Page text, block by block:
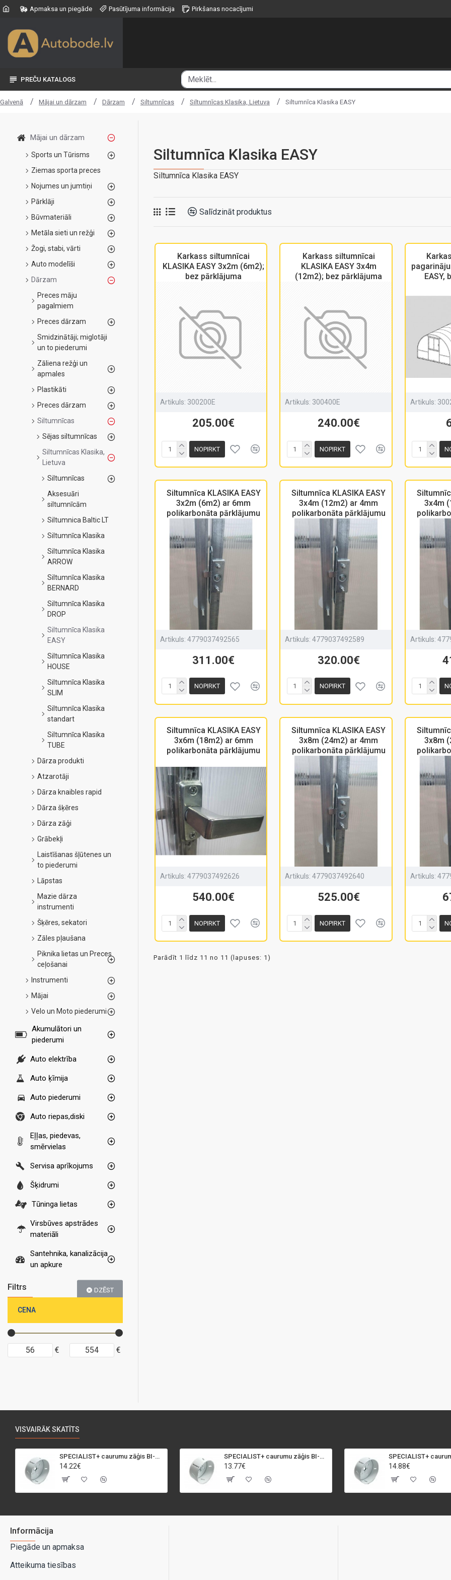
Apmaksa un piegāde Pasūtījuma informācija Pirkšanas nocacījumi
PREČU KATALOGS
Galvenā Mājai un dārzam Dārzam Siltumnīcas Siltumnīcas Klasika, Lietuva Siltumnīca Klasika EASY
Mājai un dārzam
Sports un Tūrisms
Ziemas sporta preces
Nojumes un jumtiņi
Pārklāji
Būvmateriāli
Metāla sieti un režģi
Žogi, stabi, vārti
Auto modelīši
Dārzam
Preces māju
pagalmiem
Preces dārzam
Smidzinātāji; miglotāji
un to piederumi
Zāliena režģi un
apmales
Plastikāti
Preces dārzam
Siltumnīcas
Sējas siltumnīcas
Siltumnīcas Klasika,
Lietuva
Siltumnīcas
Aksesuāri
siltumnīcām
Siltumnica Baltic LT
Siltumnīca Klasika
Siltumnīca Klasika
ARROW
Siltumnīca Klasika
BERNARD
Siltumnīca Klasika
DROP
Siltumnīca Klasika
EASY
Siltumnīca Klasika
HOUSE
Siltumnīca Klasika
SLIM
Siltumnīca Klasika
standart
Siltumnīca Klasika
TUBE
Dārza produkti
Atzarotāji
Dārza knaibles rapid
Dārza šķēres
Dārza zāģi
Grābekļi
Laistīšanas šļūtenes un
to piederumi
Lāpstas
Mazie dārza
instrumenti
Šķēres, sekatori
Zāles pļaušana
Piknika lietas un Preces
ceļošanai
Instrumenti
Mājai
Velo un Moto piederumi
Akumulātori un
piederumi
Auto elektrība
Auto ķīmija
Auto piederumi
Auto riepas,diski
Eļļas, piedevas,
smērvielas
Servisa aprīkojums
Šķidrumi
Tūninga lietas
Virsbūves apstrādes
materiāli
Santehnika, kanalizācija
un apkure
Filtrs DZĒST
CENA
€ €
Siltumnīca Klasika EASY
Siltumnīca Klasika EASY
Salīdzināt produktus
Karkass siltumnīcai
KLASIKA EASY 3x2m (6m2);
bez pārklājuma
Artikuls: 300200E
205.00€
NOPIRKT
Karkass siltumnīcai
KLASIKA EASY 3x4m
(12m2); bez pārklājuma
Artikuls: 300400E
240.00€
NOPIRKT
EASY,
Artikuls:
Siltumnīca KLASIKA EASY
3x2m (6m2) ar 6mm
polikarbonāta pārklājumu
Artikuls: 4779037492565
311.00€
NOPIRKT
Siltumnīca KLASIKA EASY
3x4m (12m2) ar 4mm
polikarbonāta pārklājumu
Artikuls: 4779037492589
320.00€
NOPIRKT
3x4m
Artikuls:
Siltumnīca KLASIKA EASY
3x6m (18m2) ar 6mm
polikarbonāta pārklājumu
Artikuls: 4779037492626
540.00€
NOPIRKT
Siltumnīca KLASIKA EASY
3x8m (24m2) ar 4mm
polikarbonāta pārklājumu
Artikuls: 4779037492640
525.00€
NOPIRKT
3x8m
Artikuls:
Parādīt 1 līdz 11 no 11 (lapuses: 1)
VISVAIRĀK SKATĪTS
SPECIALIST+ caurumu zāģis BI-METAL, 95 mm
14.22€
SPECIALIST+ caurumu zāģis BI-METAL, 92 mm
13.77€ 14.88€
Informācija
Piegāde un apmaksa
Atteikuma tiesības